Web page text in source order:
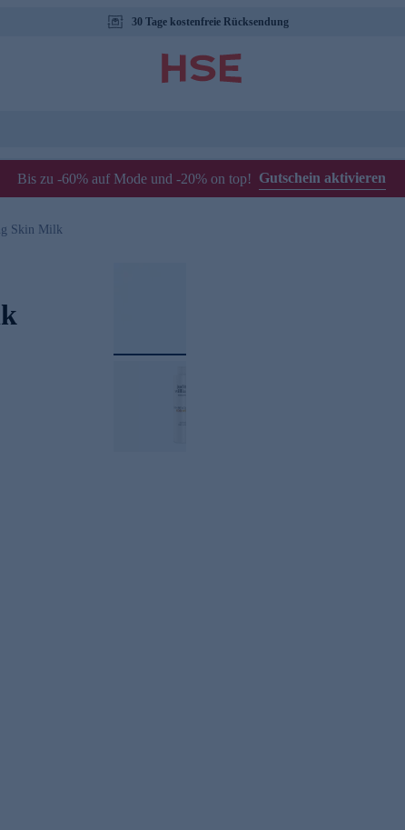
30 Tage kostenfreie Rücksendung
Bis zu -60% auf Mode und -20% on top! Gutschein aktivieren
Skin Milk